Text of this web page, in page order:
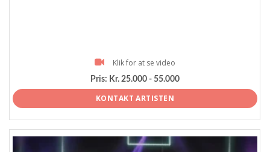
Klik for at se video
Pris: Kr. 25.000 - 55.000
KONTAKT ARTISTEN